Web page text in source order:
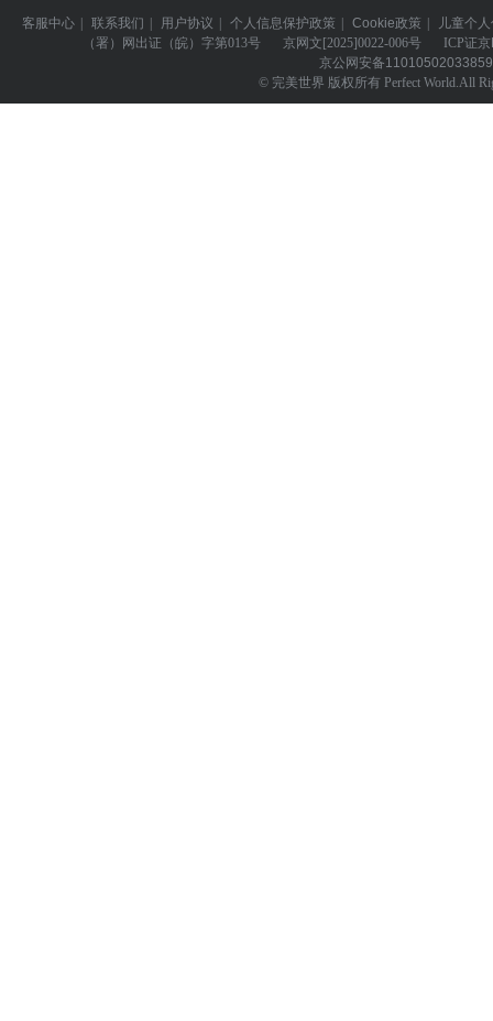
客服中心 联系我们 用户协议 个人信息保护政策 Cookie政策
儿童个
（署）网出证（皖）字第013号
京网文 [2025]0022-006号 ICP证
京公网安备
© 完美世界 版权所有 Perfect World.All